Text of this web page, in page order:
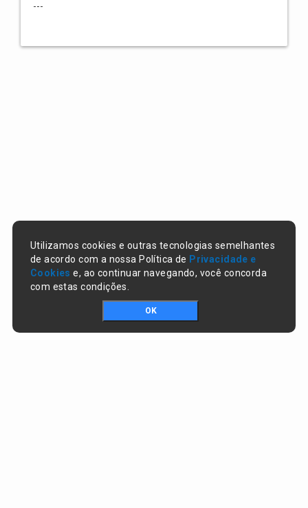
---
Utilizamos cookies e outras tecnologias semelhantes
de acordo com a nossa Política de Privacidade e
Cookies e, ao continuar navegando, você concorda
com estas condições.
OK